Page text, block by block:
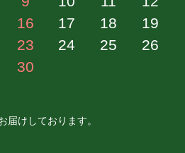
16 17 18
19
23 24 25
26
30
届けしております。